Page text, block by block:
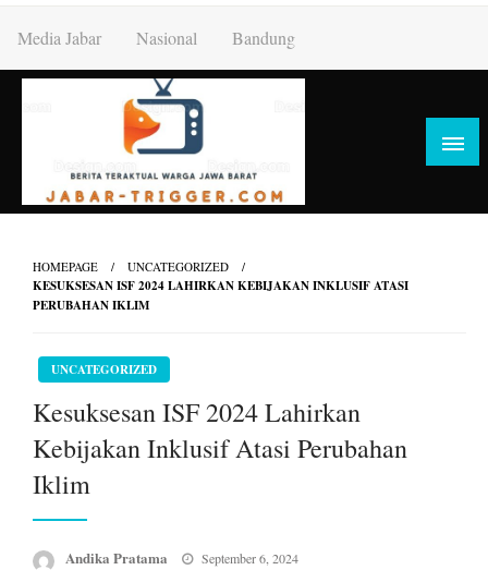
content
Media Jabar Nasional Bandung
HOMEPAGE UNCATEGORIZED
KESUKSESAN ISF 2024 LAHIRKAN KEBIJAKAN INKLUSIF ATASI
PERUBAHAN IKLIM
UNCATEGORIZED
Kesuksesan ISF 2024 Lahirkan
Kebijakan Inklusif Atasi Perubahan
Iklim
Andika Pratama
Posted
September 6, 2024